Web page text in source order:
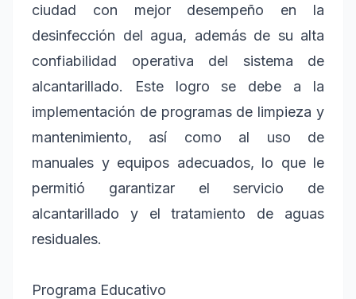
ciudad con mejor desempeño en la
desinfección del agua, además de su alta
confiabilidad operativa del sistema de
alcantarillado. Este logro se debe a la
implementación de programas de limpieza y
mantenimiento, así como al uso de
manuales y equipos adecuados, lo que le
permitió garantizar el servicio de
alcantarillado y el tratamiento de aguas
residuales.
Programa Educativo